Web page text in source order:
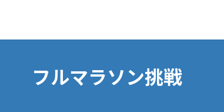
フルマラソン挑戦